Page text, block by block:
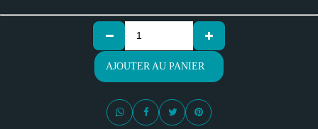
AJOUTER AU PANIER